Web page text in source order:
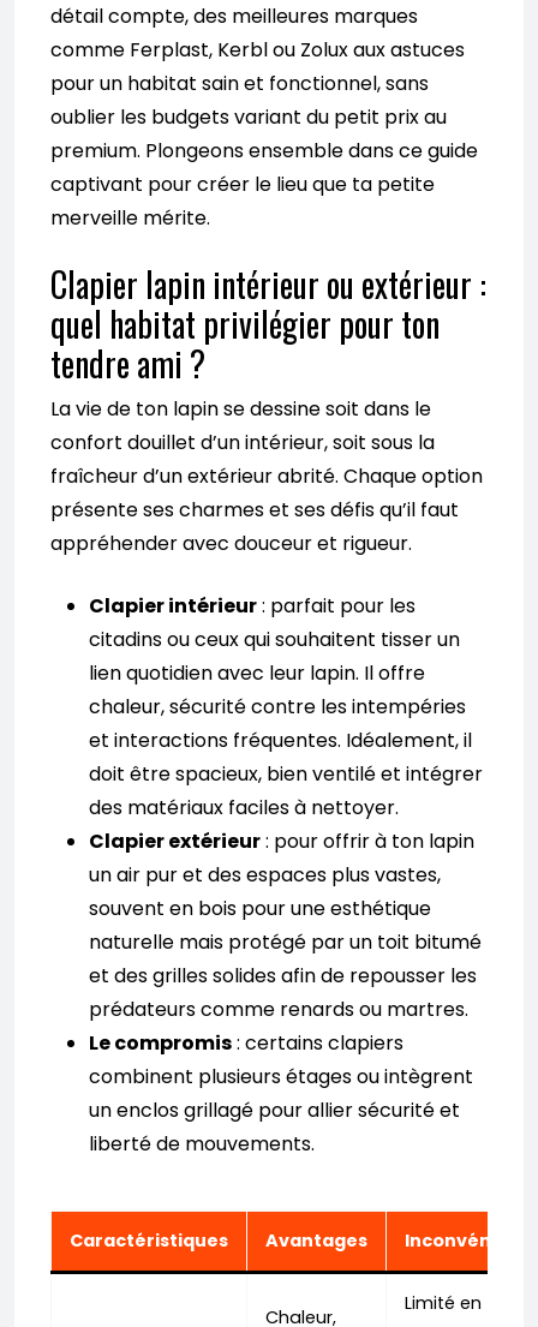
détail compte, des meilleures marques
comme Ferplast, Kerbl ou Zolux aux astuces
pour un habitat sain et fonctionnel, sans
oublier les budgets variant du petit prix au
premium. Plongeons ensemble dans ce guide
captivant pour créer le lieu que ta petite
merveille mérite.
Clapier lapin intérieur ou extérieur :
quel habitat privilégier pour ton
tendre ami ?
La vie de ton lapin se dessine soit dans le
confort douillet d’un intérieur, soit sous la
fraîcheur d’un extérieur abrité. Chaque option
présente ses charmes et ses défis qu’il faut
appréhender avec douceur et rigueur.
Clapier intérieur: parfait pour les
citadins ou ceux qui souhaitent tisser un
lien quotidien avec leur lapin. Il offre
chaleur, sécurité contre les intempéries
et interactions fréquentes. Idéalement, il
doit être spacieux, bien ventilé et intégrer
des matériaux faciles à nettoyer.
Clapier extérieur: pour offrir à ton lapin
un air pur et des espaces plus vastes,
souvent en bois pour une esthétique
naturelle mais protégé par un toit bitumé
et des grilles solides afin de repousser les
prédateurs comme renards ou martres.
Le compromis: certains clapiers
combinent plusieurs étages ou intègrent
un enclos grillagé pour allier sécurité et
liberté de mouvements.
Caractéristiques Avantages Inconvénients
Chaleur,
Limité en